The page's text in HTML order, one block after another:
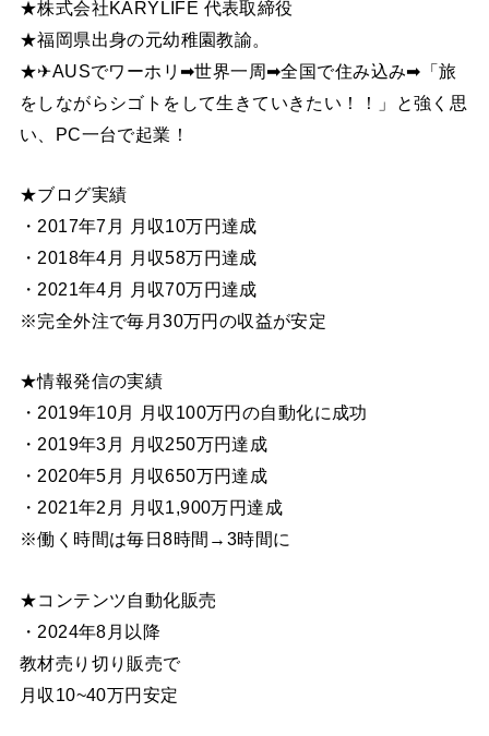
★株式会社KARYLIFE 代表取締役
★福岡県出身の元幼稚園教諭。
★✈AUSでワーホリ➡世界一周➡全国で住み込み➡「旅
をしながらシゴトをして生きていきたい！！」と強く思
い、PC一台で起業！
★ブログ実績
・2017年7月 月収10万円達成
・2018年4月 月収58万円達成
・2021年4月 月収70万円達成
※完全外注で毎月30万円の収益が安定
★情報発信の実績
・2019年10月 月収100万円の自動化に成功
・2019年3月 月収250万円達成
・2020年5月 月収650万円達成
・2021年2月 月収1,900万円達成
※働く時間は毎日8時間→3時間に
★コンテンツ自動化販売
・2024年8月以降
教材売り切り販売で
月収10~40万円安定